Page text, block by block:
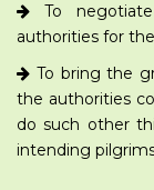
To
authorities for
To bring the
the authorities
do such other
intending